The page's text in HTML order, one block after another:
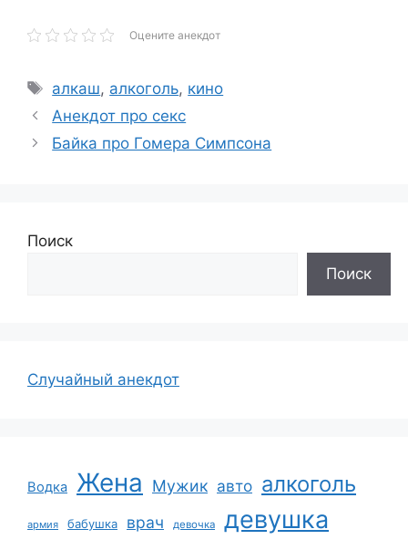
Оцените анекдот
Метки
алкаш, алкоголь, кино
Анекдот про секс
Байка про Гомера Симпсона
Поиск
Поиск
Случайный анекдот
Водка Жена Мужик авто алкоголь
армия бабушка врач девочка девушка